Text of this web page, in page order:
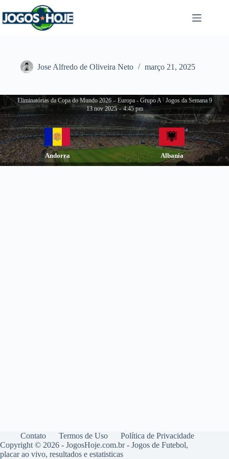
para
o
Jose Alfredo de Oliveira Neto março 21, 2025
Eliminatórias da Copa do Mundo 2026 – Europa - Grupo A
Jogos da Semana 9
13 nov 2025 - 4:45 pm
Andorra Albania
Contato Termos de Uso
Política de Privacidade
Copyright © 2026 - JogosHoje.com.br - Jogos de Futebol,
placar ao vivo, resultados e estatisticas